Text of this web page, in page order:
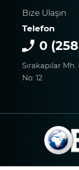
Bize Ulaşın
Telefon
0
Sırakapılar
No: 12